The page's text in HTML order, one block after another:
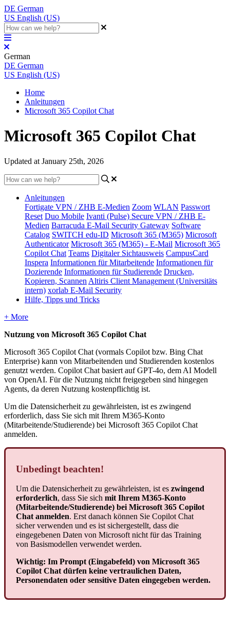
DE German
US English (US)
German
DE German
US English (US)
Home
Anleitungen
Microsoft 365 Copilot Chat
Microsoft 365 Copilot Chat
Updated at January 25th, 2026
Anleitungen
Fortigate VPN / ZHB E-Medien Zoom WLAN Passwort
Reset Duo Mobile Ivanti (Pulse) Secure VPN / ZHB E-
Medien Barracuda E-Mail Security Gateway Software
Catalog SWITCH edu-ID Microsoft 365 (M365) Microsoft
Authenticator Microsoft 365 (M365) - E-Mail Microsoft 365
Copilot Chat Teams Digitaler Sichtausweis CampusCard
Inspera Informationen für Mitarbeitende Informationen für
Dozierende Informationen für Studierende Drucken,
Kopieren, Scannen Altiris Client Management (Universitäts
intern) xorlab E-Mail Security
Hilfe, Tipps und Tricks
+ More
Nutzung von Microsoft 365 Copilot Chat
Microsoft 365 Copilot Chat (vormals Copilot bzw. Bing Chat
Enterprise) kann von Mitarbeitenden und Studierenden kostenlos
genutzt werden. Copilot Chat basiert auf GPT-4o, dem AI Modell
von OpenAI. Für die Nutzung nicht freigegeben sind hingegen
Agents, da deren Nutzung kostenpflichtig ist.
Um die Datensicherheit zu gewährleisten, ist es zwingend
erforderlich, dass Sie sich mit Ihrem M365-Konto
(Mitarbeitende/Studierende) bei Microsoft 365 Copilot Chat
anmelden.
Unbedingt beachten!
Um die Datensicherheit zu gewährleisten, ist es zwingend
erforderlich, dass Sie sich mit Ihrem M365-Konto
(Mitarbeitende/Studierende) bei Microsoft 365 Copilot
Chat anmelden. Erst danach können Sie Copilot Chat
sicher verwenden und es ist sichergestellt, dass die
eingegebenen Daten von Microsoft nicht für das Training
von Basismodellen verwendet werden.
Wichtig: Im Prompt (Eingabefeld) von Microsoft 365
Copilot Chat dürfen keine vertraulichen Daten,
Personendaten oder sensitive Daten eingegeben werden.